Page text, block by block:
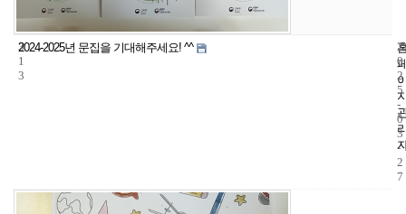
3
1
3
2024-2025년 문집을 기대해주세요! ^^
2
0
2
5
-
0
3
-
2
7